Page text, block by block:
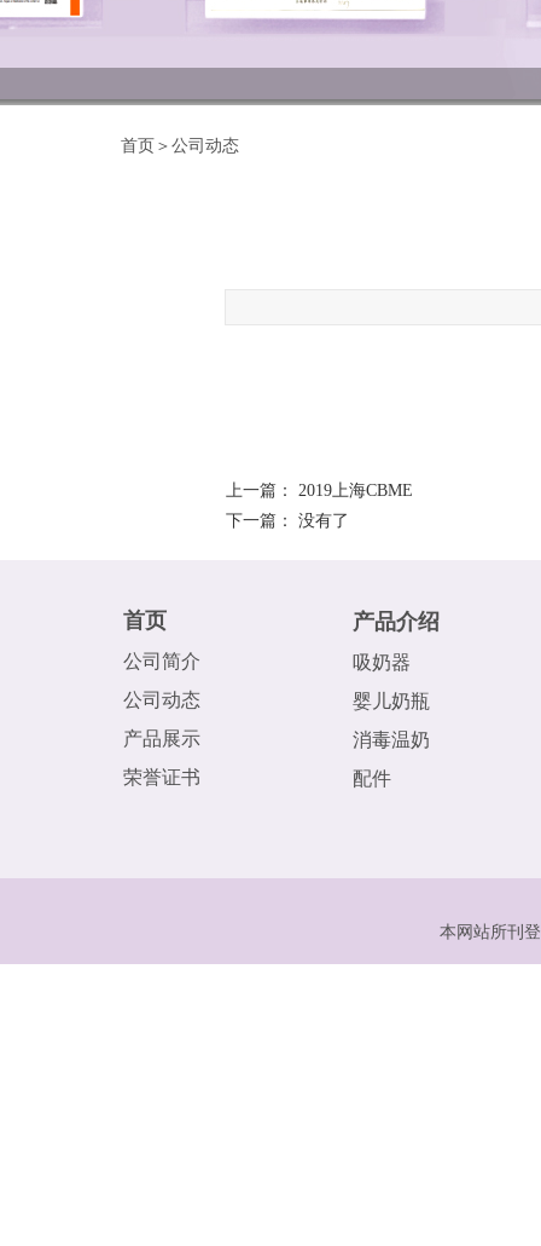
上一篇： 2019上海CBME
下一篇： 没有了
首页＞公司动态
首页
公司简介
公司动态
产品展示
荣誉证书
本网站所刊
产品介绍
吸奶器
婴儿奶瓶
消毒温奶
配件